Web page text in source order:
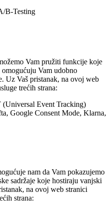
B-Testing
Vam pružiti funkcije koje
Vam udobno
Uz Vaš pristanak, na ovoj web
trećih strana:
Event Tracking)
Google Consent Mode, Klarna,
nam da Vam pokazujemo
sadržaje koje hostiraju vanjski
na ovoj web stranici
strana: